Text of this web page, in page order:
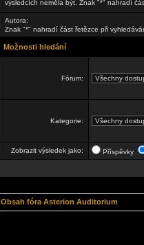
výsledcích neměla být. Znak "*" nahradí
Autora:
Znak "*" nahradí část řetězce při
Možnosti hledání
Fórum:
Kategorie:
Zobrazit výsledek jako: Příspěvky
Obsah fóra Asterion Auditorium